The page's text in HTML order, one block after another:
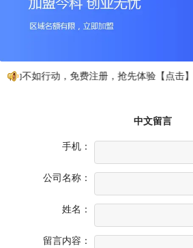
动不如行动，免费注册，抢先体验【点击】
中文留言
手机：
公司名称：
姓名：
留言内容：